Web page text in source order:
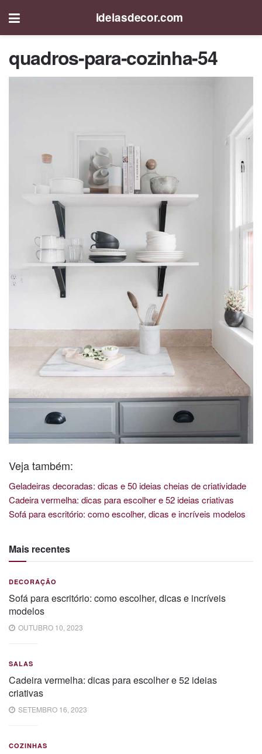
ideiasdecor.com
quadros-para-cozinha-54
Veja também:
Geladeiras decoradas: dicas e 50 ideias cheias de criatividade
Cadeira vermelha: dicas para escolher e 52 ideias criativas
Sofá para escritório: como escolher, dicas e incríveis modelos
Mais recentes
DECORAÇÃO
Sofá para escritório: como escolher, dicas e incríveis
modelos
OUTUBRO 10, 2023
SALAS
Cadeira vermelha: dicas para escolher e 52 ideias
criativas
SETEMBRO 16, 2023
COZINHAS